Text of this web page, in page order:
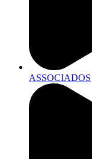
ASSOCIADOS